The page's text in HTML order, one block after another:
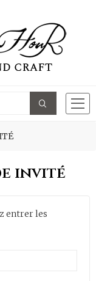
invité
entrer les